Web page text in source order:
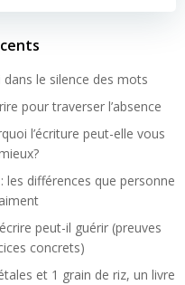
dans le silence des mots
pour traverser l’absence
l’écriture peut-elle vous
les différences que personne
peut-il guérir (preuves
concrets)
et 1 grain de riz, un livre